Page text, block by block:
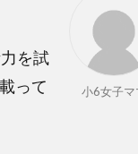
小6女子マ
を試
って